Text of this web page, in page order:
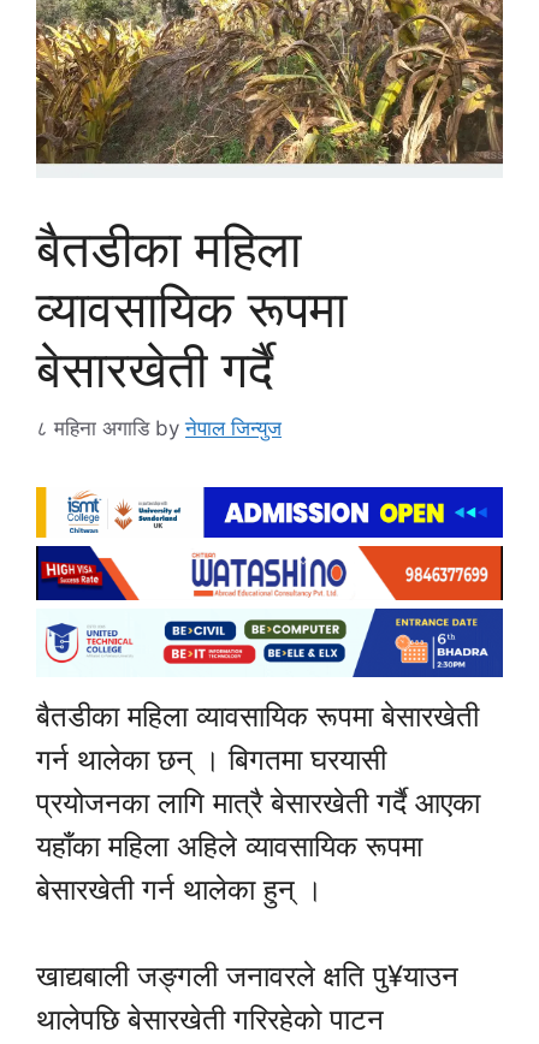
बैतडीका महिला
व्यावसायिक रूपमा
बेसारखेती गर्दै
८ महिना अगाडि byनेपाल जिन्युज
बैतडीका महिला व्यावसायिक रूपमा बेसारखेती
गर्न थालेका छन् । बिगतमा घरयासी
प्रयोजनका लागि मात्रै बेसारखेती गर्दै आएका
यहाँका महिला अहिले व्यावसायिक रूपमा
बेसारखेती गर्न थालेका हुन् ।
खाद्यबाली जङ्गली जनावरले क्षति पु¥याउन
थालेपछि बेसारखेती गरिरहेको पाटन